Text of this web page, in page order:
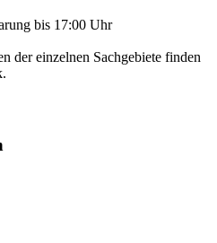
bis 17:00 Uhr
der einzelnen Sachgebiete finden